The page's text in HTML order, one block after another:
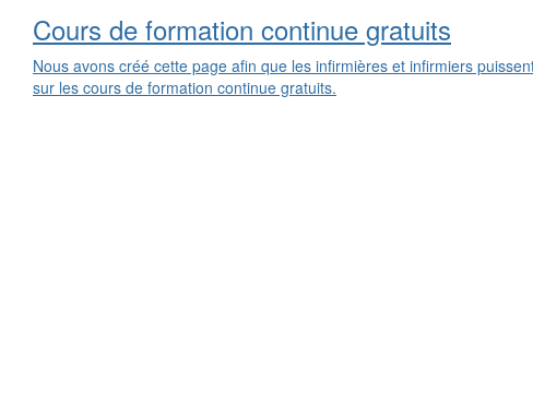
Cours de formation continue gratuits
Nous avons créé cette page afin que les infirmières et infirmiers
sur les cours de formation continue gratuits.